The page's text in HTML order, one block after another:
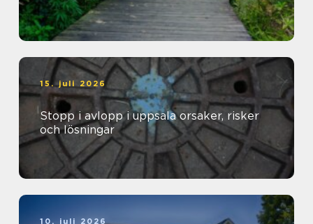
15. juli 2026
Stopp i avlopp i uppsala orsaker, risker
och lösningar
10. juli 2026